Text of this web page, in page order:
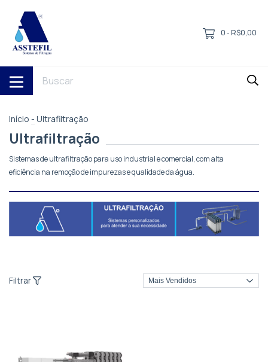
0 - R$0,00
Início - Ultrafiltração
Ultrafiltração
Sistemas de ultrafiltração para uso industrial e comercial, com alta
eficiência na remoção de impurezas e qualidade da água.
Filtrar